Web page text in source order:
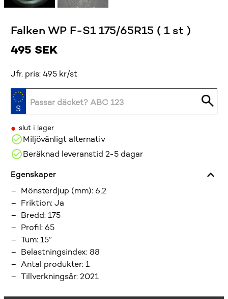
Falken WP F-S1 175/65R15 ( 1 st )
495 SEK
Jfr. pris: 495 kr/st
• slut i lager
Miljövänligt alternativ
Beräknad leveranstid 2-5 dagar
Egenskaper
Mönsterdjup (mm): 6,2
Friktion:Ja
Bredd:175
Profil: 65
Tum:15”
Belastningsindex: 88
Antal produkter:1
Tillverkningsår:2021